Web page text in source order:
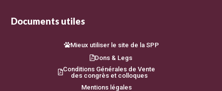
Documents utiles
Mieux utiliser le site de la SPP
Dons & Legs
Conditions Générales de Vente
des congrès et colloques
Mentions légales